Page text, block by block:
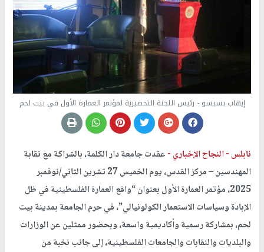
إيهاب بسيسو - رئيس اللجنة التحضيرية لمؤتمر العمارة الأول في بيت لحم
نابلس -النجاح الإخباري -عقدت جامعة دار الكلمة، بالشراكة مع نقابة
المهندسين – مركز القدس، يوم الخميس 27 تشرين الثاني/نوفمبر
2025، مؤتمر العمارة الأول بعنوان “واقع العمارة الفلسطينية في ظل
الإبادة وسياسات الاستعمار الكولونيالي”، في حرم الجامعة بمدينة بيت
لحم، بمشاركة رسمية وأكاديمية واسعة، وبحضور ممثلين عن الوزارات
والبلديات والنقابات والجامعات الفلسطينية، إلى جانب نخبة من